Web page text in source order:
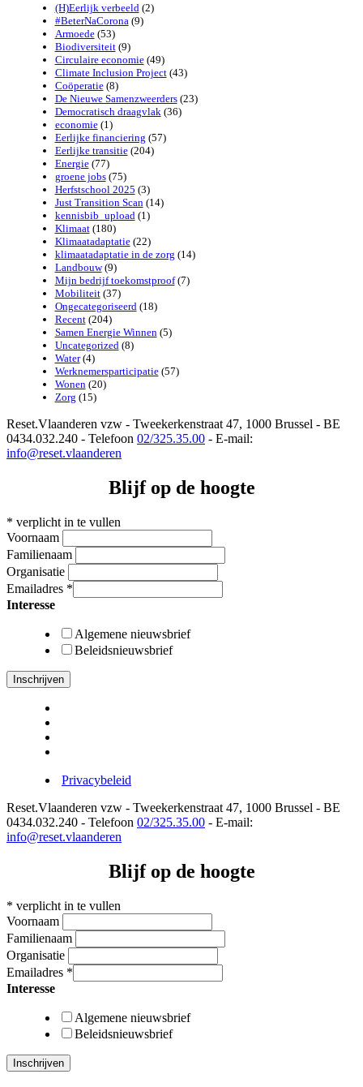
(H)Eerlijk verbeeld (2)
#BeterNaCorona (9)
Armoede(53)
Biodiversiteit(9)
Circulaire economie(49)
Climate Inclusion Project(43)
Coöperatie(8)
De Nieuwe Samenzweerders(23)
Democratisch draagvlak (36)
economie(1)
Eerlijke financiering (57)
Eerlijke transitie(204)
Energie(77)
groene jobs(75)
Herfstschool 2025 (3)
Just Transition Scan (14)
kennisbib_upload (1)
Klimaat(180)
Klimaatadaptatie(22)
klimaatadaptatie in de zorg (14)
Landbouw(9)
Mijn bedrijf toekomstproof(7)
Mobiliteit(37)
Ongecategoriseerd (18)
Recent(204)
Samen Energie Winnen (5)
Uncategorized (8)
Water(4)
Werknemersparticipatie(57)
Wonen (20)
Zorg (15)
Reset.Vlaanderen vzw - Tweekerkenstraat 47, 1000 Brussel - BE
0434.032.240 - Telefoon 02/325.35.00 - E-mail:
info@reset.vlaanderen
Blijf op de hoogte
* verplicht in te vullen
Voornaam
Familienaam
Organisatie
Emailadres *
Interesse
Algemene nieuwsbrief
Beleidsnieuwsbrief
Privacybeleid
Reset.Vlaanderen vzw - Tweekerkenstraat 47, 1000 Brussel - BE
0434.032.240 - Telefoon 02/325.35.00 - E-mail:
info@reset.vlaanderen
Blijf op de hoogte
* verplicht in te vullen
Voornaam
Familienaam
Organisatie
Emailadres *
Interesse
Algemene nieuwsbrief
Beleidsnieuwsbrief